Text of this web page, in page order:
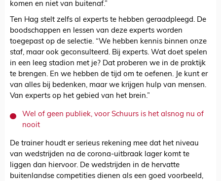
komen en niet van buitenaf.”
Ten Hag stelt zelfs al experts te hebben geraadpleegd. De
boodschappen en lessen van deze experts worden
toegepast op de selectie. “We hebben kennis binnen onze
staf, maar ook geconsulteerd. Bij experts. Wat doet spelen
in een leeg stadion met je? Dat proberen we in de praktijk
te brengen. En we hebben de tijd om te oefenen. Je kunt er
van alles bij bedenken, maar we krijgen hulp van mensen.
Van experts op het gebied van het brein.”
Wel of geen publiek, voor Schuurs is het alsnog nu of
nooit
De trainer houdt er serieus rekening mee dat het niveau
van wedstrijden na de corona-uitbraak lager komt te
liggen dan hiervoor. De wedstrijden in de hervatte
buitenlandse competities dienen als een goed voorbeeld,